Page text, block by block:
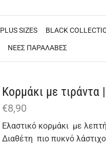
PLUS SIZES BLACK
ΝΕΕΣ ΠΑΡΑΛΑΒΕΣ
Κορμάκι με τιράντα
€8,90
Ελαστικό κορμάκι με
Διαθέτη πιο πυκνό